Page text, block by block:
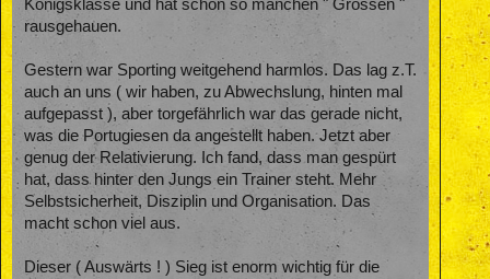
Königsklasse und hat schon so manchen " Grossen "
rausgehauen.
Gestern war Sporting weitgehend harmlos. Das lag z.T.
auch an uns ( wir haben, zu Abwechslung, hinten mal
aufgepasst ), aber torgefährlich war das gerade nicht,
was die Portugiesen da angestellt haben. Jetzt aber
genug der Relativierung. Ich fand, dass man gespürt
hat, dass hinter den Jungs ein Trainer steht. Mehr
Selbstsicherheit, Disziplin und Organisation. Das
macht schon viel aus.
Dieser ( Auswärts ! ) Sieg ist enorm wichtig für die